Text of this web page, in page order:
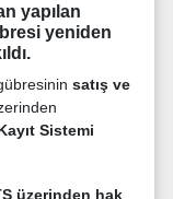
yapılan
yeniden
satış ve
Sistemi
üzerinden hak